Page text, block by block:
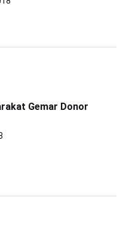
Gemar Donor